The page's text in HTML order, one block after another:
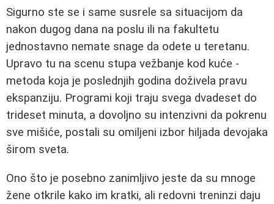
Sigurno ste se i same susrele sa situacijom da
nakon dugog dana na poslu ili na fakultetu
jednostavno nemate snage da odete u teretanu.
Upravo tu na scenu stupa vežbanje kod kuće -
metoda koja je poslednjih godina doživela pravu
ekspanziju. Programi koji traju svega dvadeset do
trideset minuta, a dovoljno su intenzivni da pokrenu
sve mišiće, postali su omiljeni izbor hiljada devojaka
širom sveta.
Ono što je posebno zanimljivo jeste da su mnoge
žene otkrile kako im kratki, ali redovni treninzi daju